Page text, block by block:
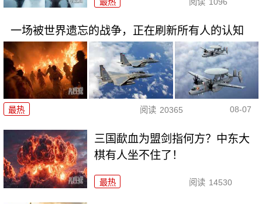
一场被世界遗忘的战争，正在刷新所有人的认知
最热 阅读 20365 08-07
三国歃血为盟剑指何方？中东大
棋有人坐不住了！
最热 阅读 14530